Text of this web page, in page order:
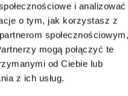
i analizować
o tym, jak korzystasz z
społecznościowym,
mogą połączyć te
od Ciebie lub
z ich usług.
84,50 zł
Singly / 300 písní z let